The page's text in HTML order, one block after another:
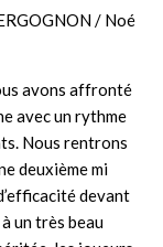
/ Noé
avons affronté
avec un rythme
Nous rentrons
deuxième mi
devant
un très beau